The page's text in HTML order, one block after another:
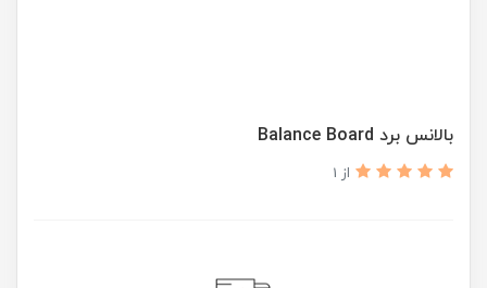
بالانس برد Balance Board
از 1